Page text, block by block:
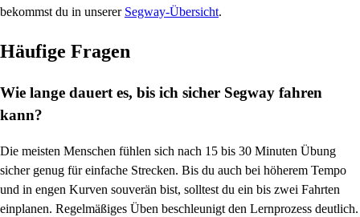
bekommst du in unserer Segway-Übersicht.
Häufige Fragen
Wie lange dauert es, bis ich sicher Segway fahren
kann?
Die meisten Menschen fühlen sich nach 15 bis 30 Minuten Übung
sicher genug für einfache Strecken. Bis du auch bei höherem Tempo
und in engen Kurven souverän bist, solltest du ein bis zwei Fahrten
einplanen. Regelmäßiges Üben beschleunigt den Lernprozess deutlich.